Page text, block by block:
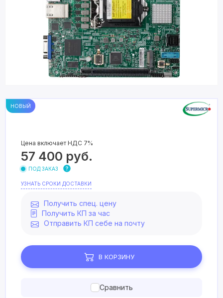
НОВЫЙ
Цена включает НДС 7%
57 400 руб.
ПОД ЗАКАЗ
УЗНАТЬ СРОКИ ДОСТАВКИ
Получить спец. цену
Получить КП за час
Отправить КП себе на почту
В КОРЗИНУ
Сравнить